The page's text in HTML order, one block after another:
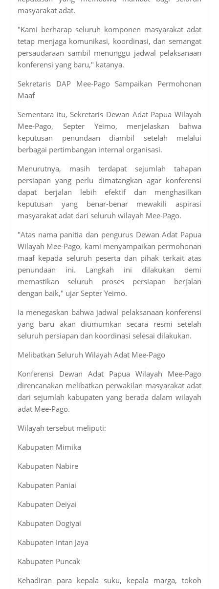
masyarakat adat.
"Kami berharap seluruh komponen masyarakat adat
tetap menjaga komunikasi, koordinasi, dan semangat
persaudaraan sambil menunggu jadwal pelaksanaan
konferensi yang baru," katanya.
Sekretaris DAP Mee-Pago Sampaikan Permohonan
Maaf
Sementara itu, Sekretaris Dewan Adat Papua Wilayah
Mee-Pago, Septer Yeimo, menjelaskan bahwa
keputusan penundaan diambil setelah melalui
berbagai pertimbangan internal organisasi.
Menurutnya, masih terdapat sejumlah tahapan
persiapan yang perlu dimatangkan agar konferensi
dapat berjalan lebih efektif dan menghasilkan
keputusan yang benar-benar mewakili aspirasi
masyarakat adat dari seluruh wilayah Mee-Pago.
"Atas nama panitia dan pengurus Dewan Adat Papua
Wilayah Mee-Pago, kami menyampaikan permohonan
maaf kepada seluruh peserta dan pihak terkait atas
penundaan ini. Langkah ini dilakukan demi
memastikan seluruh proses persiapan berjalan
dengan baik," ujar Septer Yeimo.
Ia menegaskan bahwa jadwal pelaksanaan konferensi
yang baru akan diumumkan secara resmi setelah
seluruh persiapan dan koordinasi selesai dilakukan.
Melibatkan Seluruh Wilayah Adat Mee-Pago
Konferensi Dewan Adat Papua Wilayah Mee-Pago
direncanakan melibatkan perwakilan masyarakat adat
dari sejumlah kabupaten yang berada dalam wilayah
adat Mee-Pago.
Wilayah tersebut meliputi:
Kabupaten Mimika
Kabupaten Nabire
Kabupaten Paniai
Kabupaten Deiyai
Kabupaten Dogiyai
Kabupaten Intan Jaya
Kabupaten Puncak
Kehadiran para kepala suku, kepala marga, tokoh